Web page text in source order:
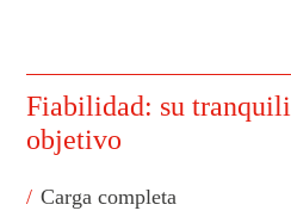
Fiabilidad: su
objetivo
Carga completa